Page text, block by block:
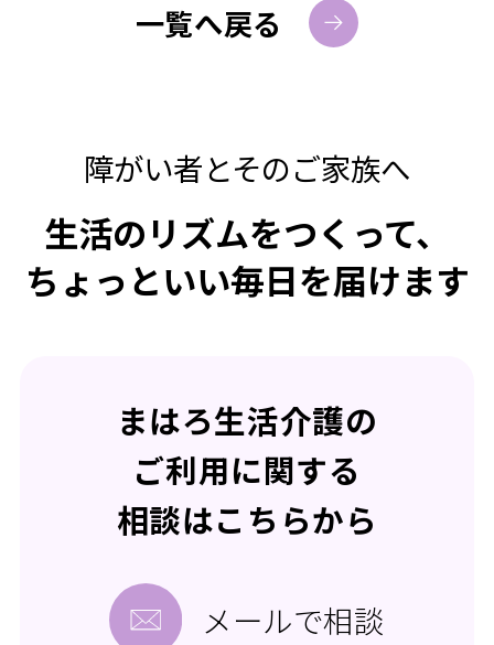
一覧へ戻る
障がい者とそのご家族へ
生活のリズムをつくって、
ちょっといい毎日を届けます
まはろ生活介護の
ご利用に関する
相談はこちらから
メールで相談